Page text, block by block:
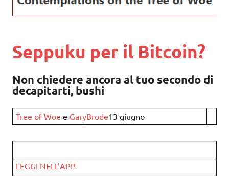
Seppuku per il Bitcoin?
Non chiedere ancora al tuo secondo di
decapitarti, bushi
Tree of Woe e GaryBrode13 giugno
LEGGI NELL’APP